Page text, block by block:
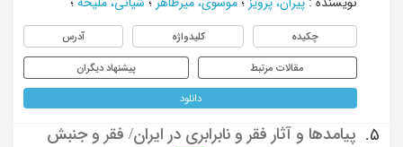
چکیده کلیدواژه آدرس
مقالات مرتبط پیشنهاد دیگران
دانلود
5.
پیامدها و آثار فقر و نابرابری در ایران/ فقر و جنبش